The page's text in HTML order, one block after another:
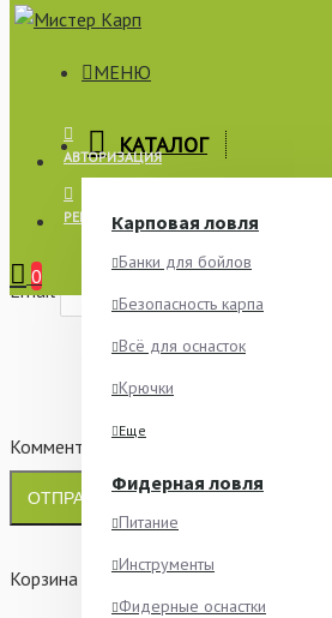
СООБЩИТЬ О НАЛИЧИИ
Имя
Email
Комментарий
ОТПРАВИТЬ
Корзина
МЕНЮ
КАТАЛОГ
Карповая ловля
Банки для бойлов
Безопасность карпа
Всё для оснасток
Крючки
Еще
Фидерная ловля
Питание
Инструменты
Фидерные оснастки
АВТОРИЗАЦИЯ
РЕГИСТРАЦИЯ
0